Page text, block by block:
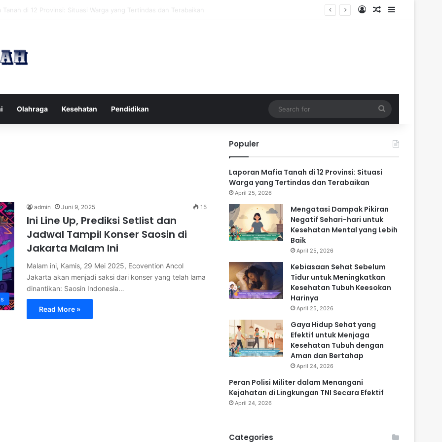
Pikiran Negatif Sehari-hari untuk Kesehatan Mental yang Lebih Baik Log InRandom Article
Sidebar
Olahraga Kesehatan Pendidikan
for
admin Juni 9, 2025 15
Ini Line Up, Prediksi Setlist dan
Jadwal Tampil Konser Saosin di
Jakarta Malam Ini
Malam ini, Kamis, 29 Mei 2025, Ecovention Ancol
Jakarta akan menjadi saksi dari konser yang telah lama
dinantikan: Saosin Indonesia…
Read More »
Populer
Laporan Mafia Tanah di 12 Provinsi: Situasi
Warga yang Tertindas dan Terabaikan
April 25, 2026
Mengatasi Dampak Pikiran
Negatif Sehari-hari untuk
Kesehatan Mental yang Lebih
Baik
April 25, 2026
Kebiasaan Sehat Sebelum
Tidur untuk Meningkatkan
Kesehatan Tubuh Keesokan
Harinya
April 25, 2026
Gaya Hidup Sehat yang
Efektif untuk Menjaga
Kesehatan Tubuh dengan
Aman dan Bertahap
April 24, 2026
Peran Polisi Militer dalam Menangani
Kejahatan di Lingkungan TNI Secara Efektif
April 24, 2026
Categories